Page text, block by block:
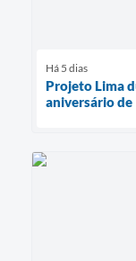
Há 5 dias
Projeto Lima
aniversário de